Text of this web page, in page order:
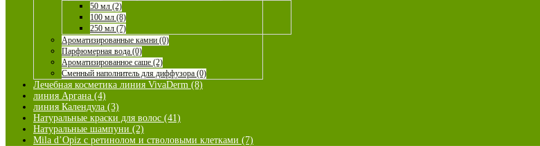
50 мл (2)
100 мл (8)
250 мл (7)
Ароматизированные камни (0)
Парфюмерная вода (0)
Ароматизированное саше (2)
Сменный наполнитель для диффузора (0)
Лечебная косметика линия VivaDerm (8)
линия Аргана (4)
линия Календула (3)
Натуральные краски для волос (41)
Натуральные шампуни (2)
Mila d’Opiz с ретинолом и стволовыми клетками (7)